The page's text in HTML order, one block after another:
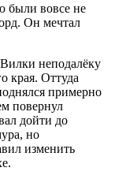
были вовсе не
Он мечтал
неподалёку
края. Оттуда
примерно
повернул
дойти до
но
изменить